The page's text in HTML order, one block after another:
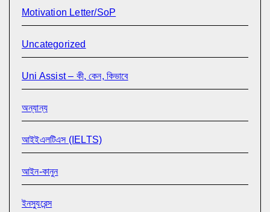
Motivation Letter/SoP
Uncategorized
Uni Assist – কী, কেন, কিভাবে
অন্যান্য
আইইএলটিএস (IELTS)
আইন-কানুন
ইনস্যুরেন্স